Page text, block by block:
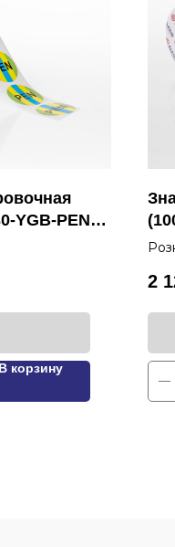
YGB-PEN
В корзину
2